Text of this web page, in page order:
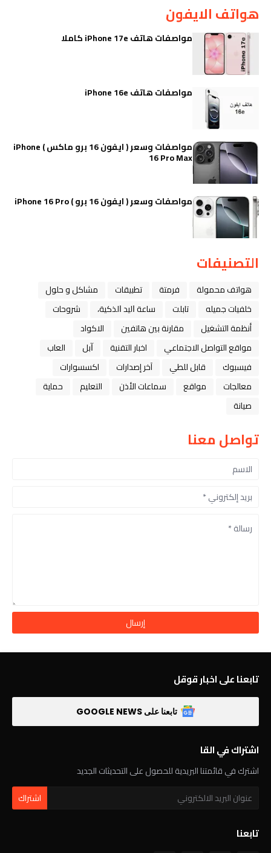
هواتف الايفون
مواصفات هاتف iPhone 17e كاملا
مواصفات هاتف iPhone 16e
مواصفات وسعر ( ايفون 16 برو ماكس ) iPhone
16 Pro Max
مواصفات وسعر ( ايفون 16 برو ) iPhone 16 Pro
التصنيفات
هواتف محمولة فرمتة تطبيقات
مشاكل و حلول
خلفيات جميله
تابلت ﺳﺎﻋﺔ ﺍﻟﻴﺪ ﺍﻟﺬﻛﻴﺔ،
شروحات
أنظمة التشغيل
مقارنة بين هاتفين
الاكواد
مواقع التواصل الاجتماعي
اخبار التقنية ﺁﺑﻞ
العاب
فيسبوك
قابل للطي آخر إصدارات
اكسسوارات
معالجات
مواقع سماعات الأذن التعليم
حماية
صيانة
تواصل معنا
تابعنا على اخبار قوقل
تابعنا على GOOGLE NEWS
اشتراك في القا
اشترك في قائمتنا البريدية للحصول على التحديثات الجديد
تابعنا